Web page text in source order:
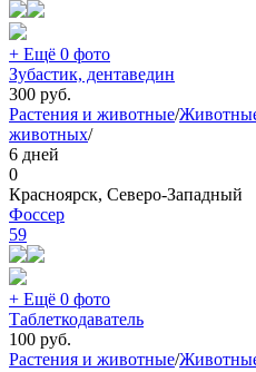
+ Ещё 0 фото
Зубастик, дентаведин
300 руб.
Растения и животные/
животных/
6 дней
0
Красноярск, Северо-Западный
Фоссер
59
+ Ещё 0 фото
Таблеткодаватель
100 руб.
Растения и животные/